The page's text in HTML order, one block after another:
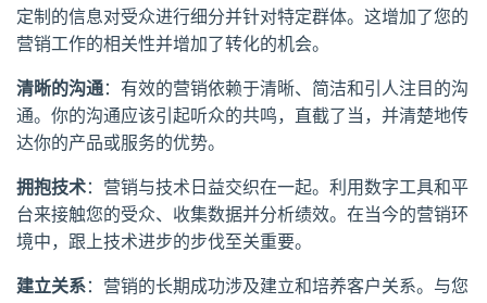
定制的信息对受众进行细分并针对特定群体。这增加了您的
营销工作的相关性并增加了转化的机会。
清晰的沟通：有效的营销依赖于清晰、简洁和引人注目的沟
通。你的沟通应该引起听众的共鸣，直截了当，并清楚地传
达你的产品或服务的优势。
拥抱技术：营销与技术日益交织在一起。利用数字工具和平
台来接触您的受众、收集数据并分析绩效。在当今的营销环
境中，跟上技术进步的步伐至关重要。
建立关系：营销的长期成功涉及建立和培养客户关系。与您